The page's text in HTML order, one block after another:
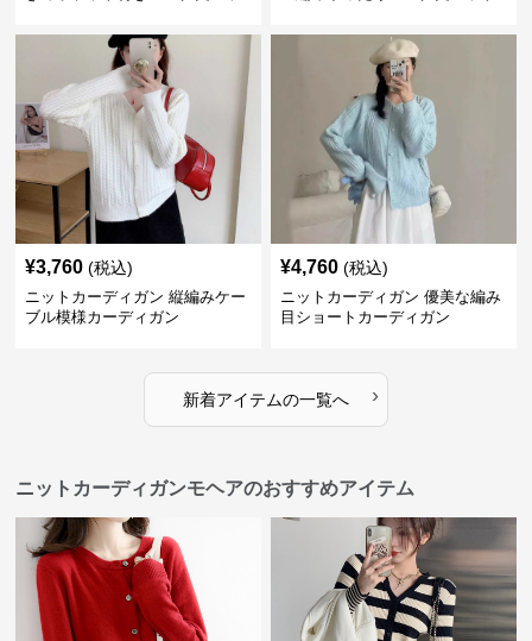
¥3,760 (税込)
ニットカーディガン 縦編みケー
ブル模様カーディガン
¥4,760 (税込)
ニットカーディガン 優美な編み
目ショートカーディガン
新着アイテムの一覧へ ›
ニットカーディガンモヘアのおすすめアイテム